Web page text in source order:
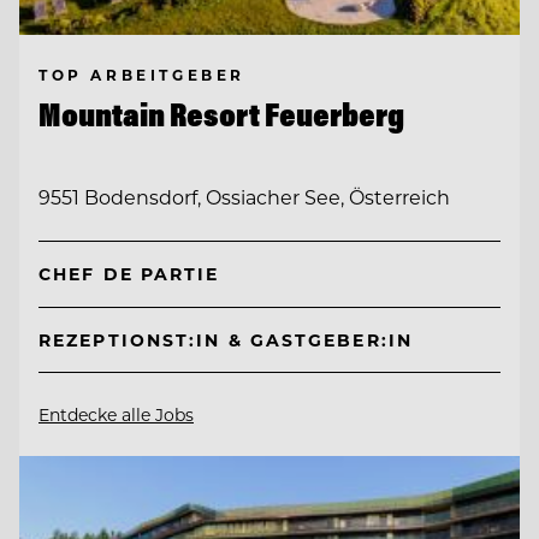
TOP ARBEITGEBER
Mountain Resort Feuerberg
9551 Bodensdorf, Ossiacher See, Österreich
CHEF DE PARTIE
REZEPTIONST:IN & GASTGEBER:IN
Entdecke alle Jobs